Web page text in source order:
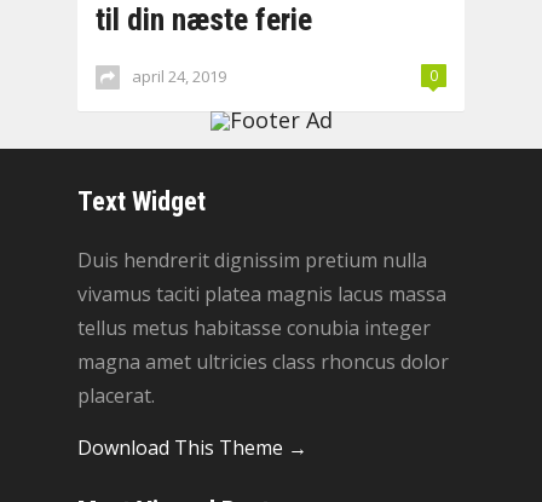
til din næste ferie
april 24, 2019 0
Text Widget
Duis hendrerit dignissim pretium nulla
vivamus taciti platea magnis lacus massa
tellus metus habitasse conubia integer
magna amet ultricies class rhoncus dolor
placerat.
Download This Theme →